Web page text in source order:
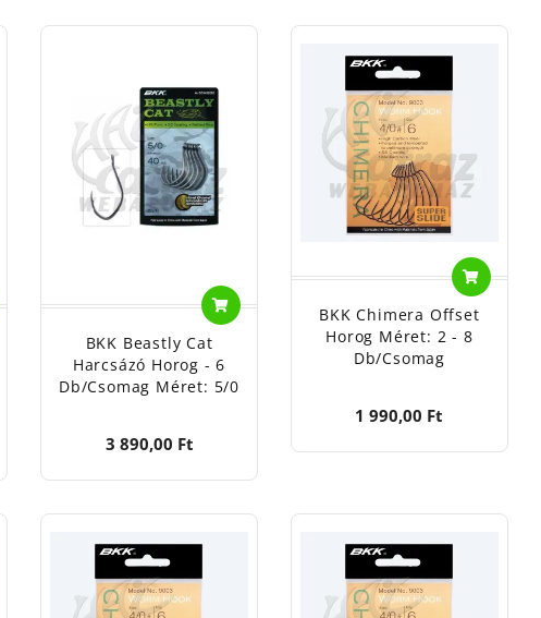
csúcskategóriás horgait és kiegészítőita Halcatraz-tól, és
BKK Beastly Cat
Harcsázó Horog - 6
Db/csomag Méret: 5/0
3 890,00 Ft
BKK Chimera Offset
Horog Méret: 2 - 8
Db/csomag
1 990,00 Ft